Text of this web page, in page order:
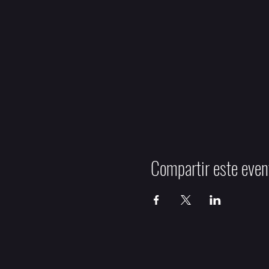
Compartir este